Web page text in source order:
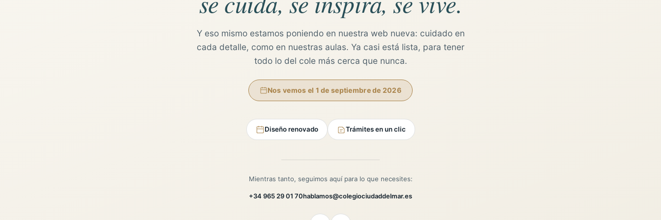
Y eso mismo estamos poniendo en nuestra web nueva: cuidado en
cada detalle, como en nuestras aulas. Ya casi está lista, para tener
todo lo del cole más cerca que nunca.
Nos vemos el 1 de septiembre de 2026
Diseño renovado Trámites en un clic
Mientras tanto, seguimos aquí para lo que necesites:
+34 965 29 01 70hablamos@colegiociudaddelmar.es